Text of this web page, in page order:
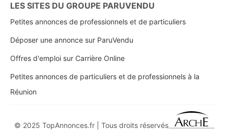
LES SITES DU GROUPE PARUVENDU
Petites annonces de professionnels et de particuliers
Déposer une annonce sur ParuVendu
Offres d'emploi sur Carrière Online
Petites annonces de particuliers et de professionnels à la
Réunion
© 2025 TopAnnonces.fr | Tous droits réservés